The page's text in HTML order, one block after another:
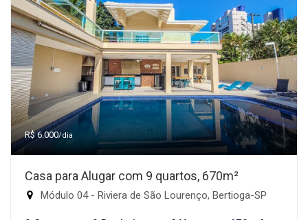
R$ 6.000/dia
Casa para Alugar com 9 quartos, 670m²
Módulo 04 - Riviera de São Lourenço, Bertioga-SP